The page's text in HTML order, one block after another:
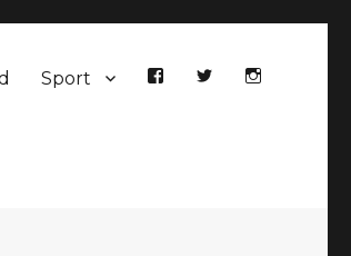
Sport